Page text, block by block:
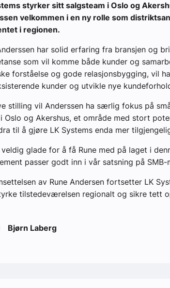
styrker sitt salgsteam i Oslo og
velkommen i en ny rolle som
i regionen.
har solid erfaring fra bransjen og
som vil komme både kunder og
forståelse og gode relasjonsbygging, vil
kunder og utvikle nye
stilling vil Anderssen ha særlig fokus på
i Oslo og Akershus, et område med stort
til å gjøre LK Systems enda mer
glade for å få Rune med på laget i
passer godt inn i vår satsning på
av Rune Andersen fortsetter LK
tilstedeværelsen regionalt og sikre tett
Bjørn Laberg